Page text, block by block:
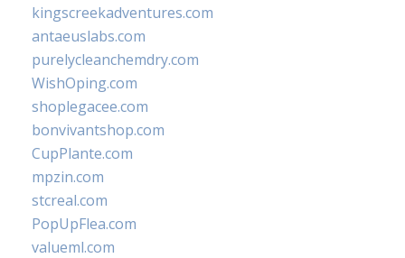
kingscreekadventures.com
antaeuslabs.com
purelycleanchemdry.com
WishOping.com
shoplegacee.com
bonvivantshop.com
CupPlante.com
mpzin.com
stcreal.com
PopUpFlea.com
valueml.com